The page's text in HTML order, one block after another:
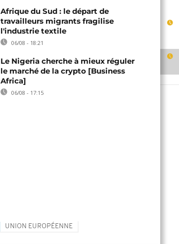
Afrique du Sud : le départ de
travailleurs migrants fragilise
l'industrie textile
06/08 - 18:21
Le Nigeria cherche à mieux réguler
le marché de la crypto [Business
Africa]
06/08 - 17:15
UNION EUROPÉENNE